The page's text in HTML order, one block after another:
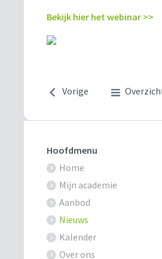
Bekijk hier het webinar >>
Vorige
Hoofdmenu
Home
Mijn academie
Aanbod
Nieuws
Kalender
Over ons